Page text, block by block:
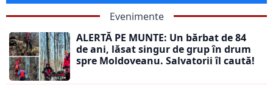
Evenimente
ALERTĂ PE MUNTE: Un bărbat de 84
de ani, lăsat singur de grup în drum
spre Moldoveanu. Salvatorii îl caută!